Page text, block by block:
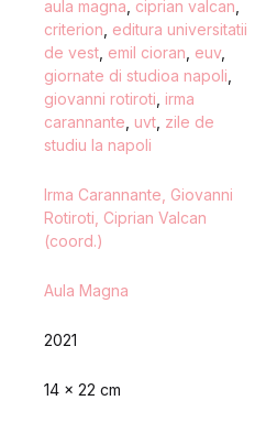
aula magna ciprian valcan
criterion editura universitatii
de vest emil cioran euv,
giornate di studioa napoli
giovanni rotiroti irma
carannante uvt zile de
studiu la napoli
Irma Carannante, Giovanni
Rotiroti, Ciprian Valcan
(coord.)
Aula Magna
2021
14 x 22 cm